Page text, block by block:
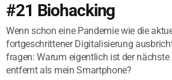
#21 Biohacking
Wenn schon eine Pandemie wie die
fortgeschrittener Digitalisierung
fragen: Warum eigentlich ist der nächste
entfernt als mein Smartphone?